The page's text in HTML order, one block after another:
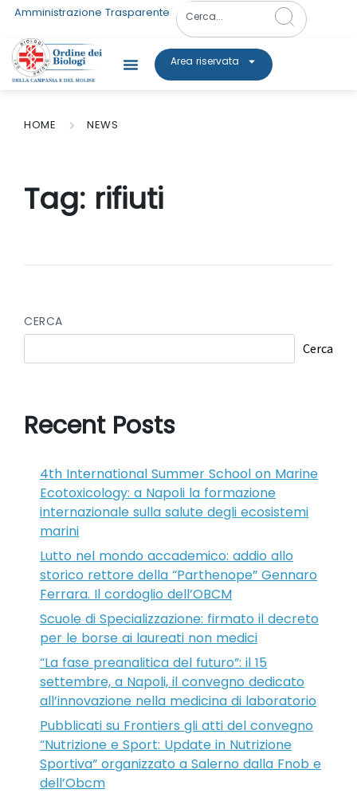
Amministrazione Trasparente
Area riservata
HOME NEWS
Tag: rifiuti
CERCA
Cerca
Recent Posts
4th International Summer School on Marine
Ecotoxicology: a Napoli la formazione
internazionale sulla salute degli ecosistemi
marini
Lutto nel mondo accademico: addio allo
storico rettore della “Parthenope” Gennaro
Ferrara. Il cordoglio dell’OBCM
Scuole di Specializzazione: firmato il decreto
per le borse ai laureati non medici
“La fase preanalitica del futuro”: il 15
settembre, a Napoli, il convegno dedicato
all’innovazione nella medicina di laboratorio
Pubblicati su Frontiers gli atti del convegno
“Nutrizione e Sport: Update in Nutrizione
Sportiva” organizzato a Salerno dalla Fnob e
dell’Obcm